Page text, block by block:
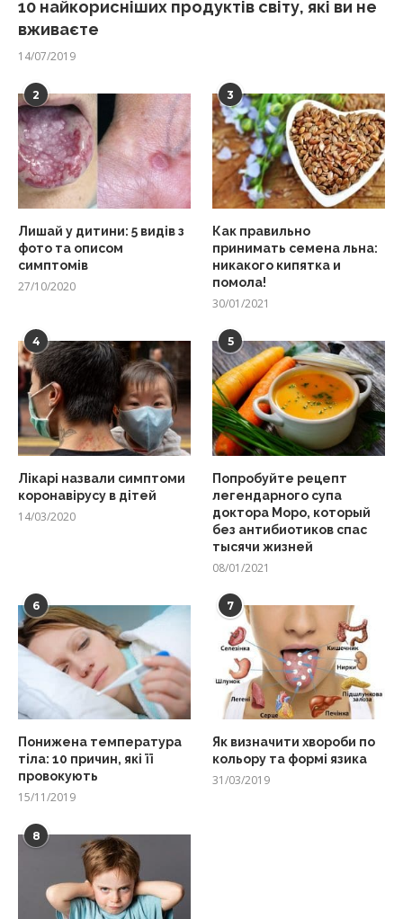
10 найкорисніших продуктів світу, які ви не
вживаєте
14/07/2019
2
Лишай у дитини: 5 видів з
фото та описом
симптомів
27/10/2020
3
Как правильно
принимать семена льна:
никакого кипятка и
помола!
30/01/2021
4
Лікарі назвали симптоми
коронавірусу в дітей
14/03/2020
5
Попробуйте рецепт
легендарного супа
доктора Моро, который
без антибиотиков спас
тысячи жизней
08/01/2021
6
Понижена температура
тіла: 10 причин, які її
провокують
15/11/2019
7
Як визначити хвороби по
кольору та формі язика
31/03/2019
8